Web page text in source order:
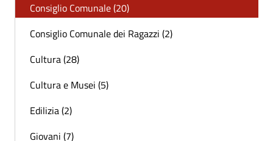
Consiglio Comunale (20)
Consiglio Comunale dei Ragazzi (2)
Cultura (28)
Cultura e Musei (5)
Edilizia (2)
Giovani (7)